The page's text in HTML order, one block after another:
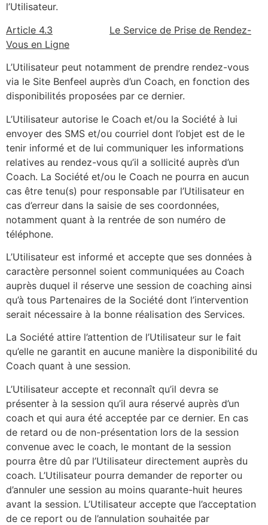
l’Utilisateur.
Article 4.3
Le Service de Prise de Rendez-
Vous en Ligne
L’Utilisateur peut notamment de prendre rendez-vous
via le Site Benfeel auprès d’un Coach, en fonction des
disponibilités proposées par ce dernier.
L’Utilisateur autorise le Coach et/ou la Société à lui
envoyer des SMS et/ou courriel dont l’objet est de le
tenir informé et de lui communiquer les informations
relatives au rendez-vous qu’il a sollicité auprès d’un
Coach. La Société et/ou le Coach ne pourra en aucun
cas être tenu(s) pour responsable par l’Utilisateur en
cas d’erreur dans la saisie de ses coordonnées,
notamment quant à la rentrée de son numéro de
téléphone.
L’Utilisateur est informé et accepte que ses données à
caractère personnel soient communiquées au Coach
auprès duquel il réserve une session de coaching ainsi
qu’à tous Partenaires de la Société dont l’intervention
serait nécessaire à la bonne réalisation des Services.
La Société attire l’attention de l’Utilisateur sur le fait
qu’elle ne garantit en aucune manière la disponibilité du
Coach quant à une session.
L’Utilisateur accepte et reconnaît qu’il devra se
présenter à la session qu’il aura réservé auprès d’un
coach et qui aura été acceptée par ce dernier. En cas
de retard ou de non-présentation lors de la session
convenue avec le coach, le montant de la session
pourra être dû par l’Utilisateur directement auprès du
coach. L’Utilisateur pourra demander de reporter ou
d’annuler une session au moins quarante-huit heures
avant la session. L’Utilisateur accepte que l’acceptation
de ce report ou de l’annulation souhaitée par